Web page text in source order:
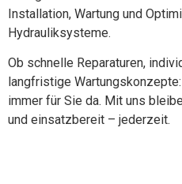
Installation, Wartung und
Hydrauliksysteme.
Ob schnelle Reparaturen,
langfristige
immer für Sie da. Mit uns
und einsatzbereit – jederzeit.